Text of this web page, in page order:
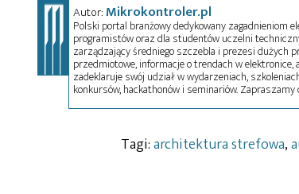
Autor:Mikrokontroler.pl
Polski portal branżowy dedykowany zagadnieniom
programistów oraz dla studentów uczelni
zarządzający średniego szczebla i prezesi dużych
przedmiotowe, informacje o trendach w
zadeklaruje swój udział w wydarzeniach,
konkursów, hackathonów i seminariów. Zapraszamy
Tagi:architektura strefowa,